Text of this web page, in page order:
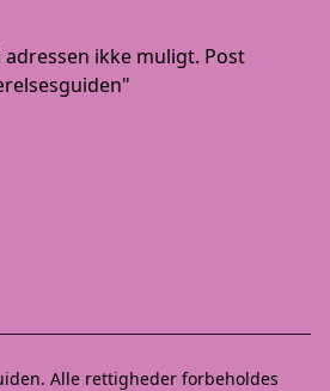
adressen ikke muligt. Post
. Alle rettigheder forbeholdes